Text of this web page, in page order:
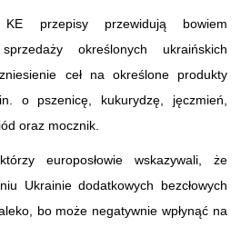
KE przepisy przewidują bowiem
określonych ukraińskich
ceł na określone produkty
o pszenicę, kukurydzę, jęczmień,
oraz mocznik.
europosłowie wskazywali, że
Ukrainie dodatkowych bezcłowych
bo może negatywnie wpłynąć na